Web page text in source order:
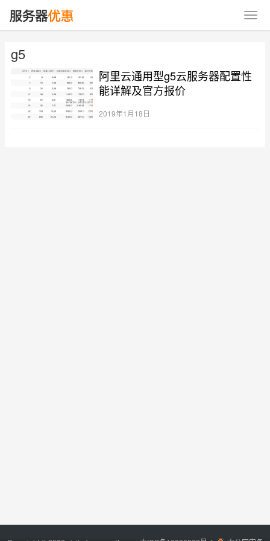
g5
阿里云通用型g5云服务器配置性
能详解及官方报价
2019年1月18日